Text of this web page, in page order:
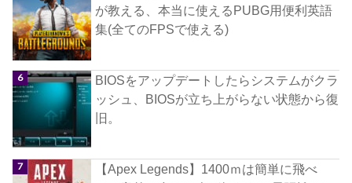
が教える、本当に使えるPUBG用便利英語
集(全てのFPSで使える)
BIOSをアップデートしたらシステムがクラ
ッシュ、BIOSが立ち上がらない状態から復
旧。
【Apex Legends】1400ｍは簡単に飛べ